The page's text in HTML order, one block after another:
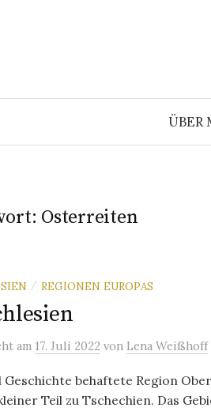
ÜBER
Osterreiten
/ REGIONEN EUROPAS
am 17. Juli 2022 von Lena Weißhoff
Geschichte behaftete Region
Teil zu Tschechien. Das